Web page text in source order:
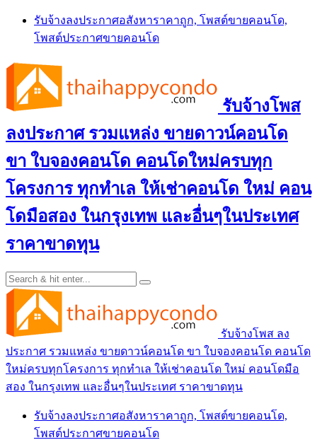
Skip
content
รับจ้างลงประกาศอสังหาราคาถูก, โพสต์ขายคอนโด,
โพสต์ประกาศขายคอนโด
รับจ้างโพส
ลงประกาศ รวมแหล่ง ขายดาวน์คอนโด
ขา ใบจองคอนโด คอนโดใหม่ครบทุก
โครงการ ทุกทำเล ให้เช่าคอนโด ใหม่ คอน
โดมือสอง ในกรุงเทพ และอื่นๆในประเทศ
ราคาขาดทุน
รับจ้างโพส ลง
ประกาศ รวมแหล่ง ขายดาวน์คอนโด ขา ใบจองคอนโด คอนโด
ใหม่ครบทุกโครงการ ทุกทำเล ให้เช่าคอนโด ใหม่ คอนโดมือ
สอง ในกรุงเทพ และอื่นๆในประเทศ ราคาขาดทุน
รับจ้างลงประกาศอสังหาราคาถูก, โพสต์ขายคอนโด,
โพสต์ประกาศขายคอนโด